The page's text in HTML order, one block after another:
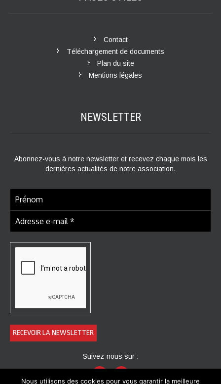
Contact
Téléchargement de documents
Plan du site
Mentions légales
NEWSLETTER
Abonnez-vous à notre newsletter et recevez chaque mois les
dernières actualités de notre association.
Suivez-nous sur :
Nous utilisons des cookies pour vous garantir la meilleure